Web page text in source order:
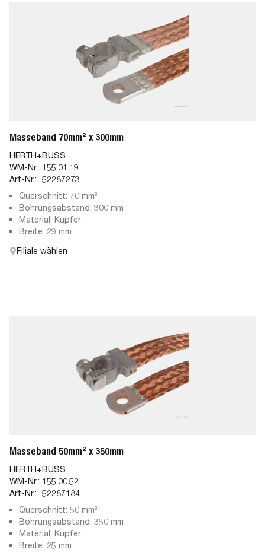
Masseband 70mm² x 300mm
HERTH+BUSS
WM-Nr.: 155.01.19
Art-Nr.: 52287273
Querschnitt: 70 mm²
Bohrungsabstand: 300 mm
Material: Kupfer
Breite: 29 mm
Filiale wählen
Masseband 50mm² x 350mm
HERTH+BUSS
WM-Nr.: 155.00.52
Art-Nr.: 52287184
Querschnitt: 50 mm²
Bohrungsabstand: 350 mm
Material: Kupfer
Breite: 25 mm